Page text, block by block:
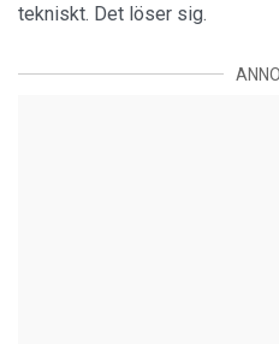
tekniskt. Det löser sig.